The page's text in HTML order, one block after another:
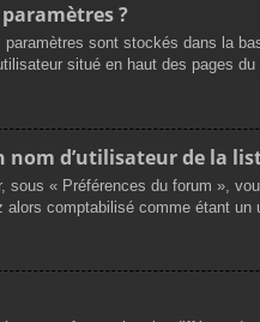
?
sont stockés dans la
situé en haut des pages
d’utilisateur de la
sous « Préférences du forum »,
comptabilisé comme étant un